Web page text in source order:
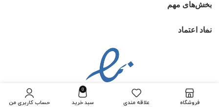
بخش‌های مهم
نماد اعتماد
فروشگاه علاقه مندی
0
سبد خرید حساب کاربری من